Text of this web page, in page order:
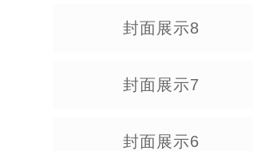
封面展示8
封面展示7
封面展示6